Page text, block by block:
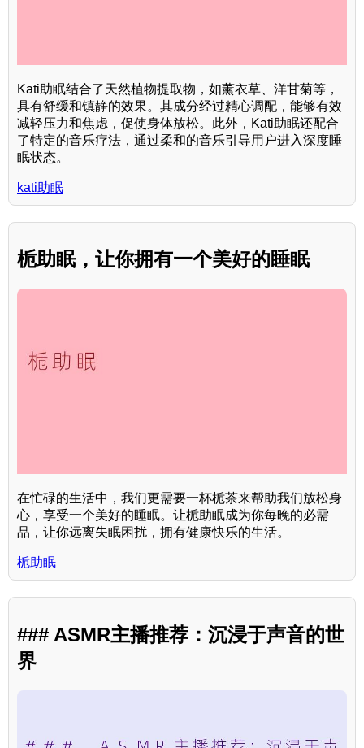
Kati助眠结合了天然植物提取物，如薰衣草、洋甘菊等，
具有舒缓和镇静的效果。其成分经过精心调配，能够有效
减轻压力和焦虑，促使身体放松。此外，Kati助眠还配合
了特定的音乐疗法，通过柔和的音乐引导用户进入深度睡
眠状态。
kati助眠
栀助眠，让你拥有一个美好的睡眠
在忙碌的生活中，我们更需要一杯栀茶来帮助我们放松身
心，享受一个美好的睡眠。让栀助眠成为你每晚的必需
品，让你远离失眠困扰，拥有健康快乐的生活。
栀助眠
### ASMR主播推荐：沉浸于声音的世
界